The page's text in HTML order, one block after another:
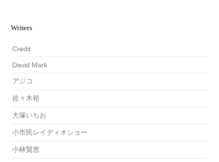
Writers
Credit
David Mark
アジコ
佐々木裕
大塚いちお
小市民レイディオショー
小林賢恵